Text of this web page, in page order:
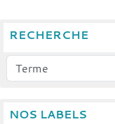
RECHERCHE
NOS LABELS